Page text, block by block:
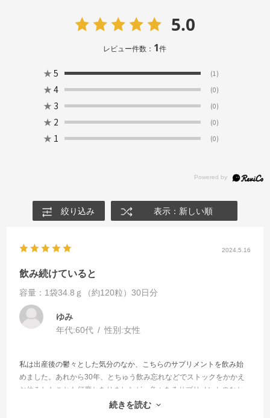
5.0
レビュー件数： 1件
★ 5 (1)
★ 4 (0)
★ 3 (0)
★ 2 (0)
★ 1 (0)
絞り込み 表示：新しい順
2024.5.16
飲み続けていると
容量：1袋34.8ｇ（約120粒）30日分
ゆみ
年代:60代 性別:女性
私は出産後の鬱々とした気分のなか、こちらのサプリメントを飲み始
めました。あれから30年、とちゅう飲み忘れなどでストックをかかえ
お休みしたことも何度かありましたが、色々あるサプリメントのなか
では最も永く続けています。これからも自分のペースで飲み続けま
続きを読む